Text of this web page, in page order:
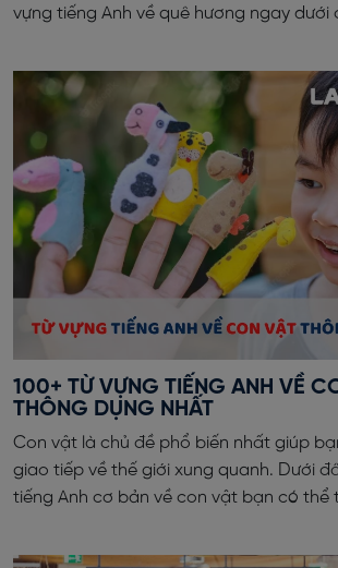
vựng tiếng Anh về quê hương ngay dưới
100+ TỪ VỰNG TIẾNG ANH VỀ
THÔNG DỤNG NHẤT
Con vật là chủ đề phổ biến nhất giúp
giao tiếp về thế giới xung quanh. Dưới
tiếng Anh cơ bản về con vật bạn có thể